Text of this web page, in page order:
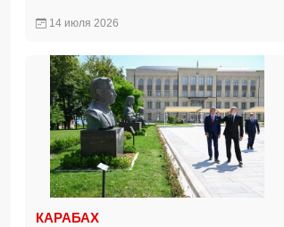
14 июля 2026
КАРАБАХ